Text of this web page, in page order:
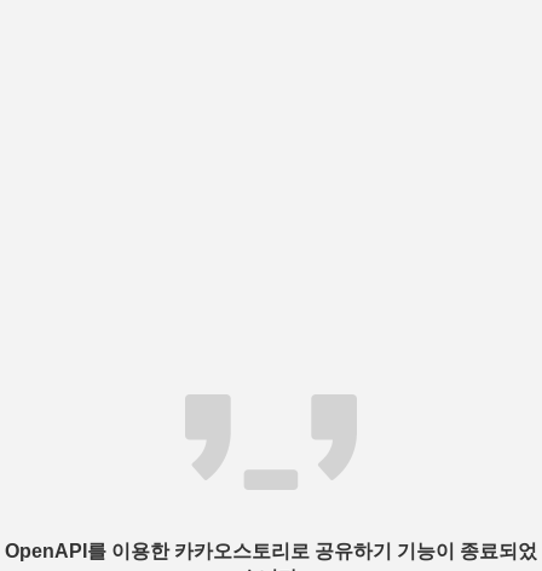
OpenAPI를 이용한 카카오스토리로 공유하기 기능이 종료되었